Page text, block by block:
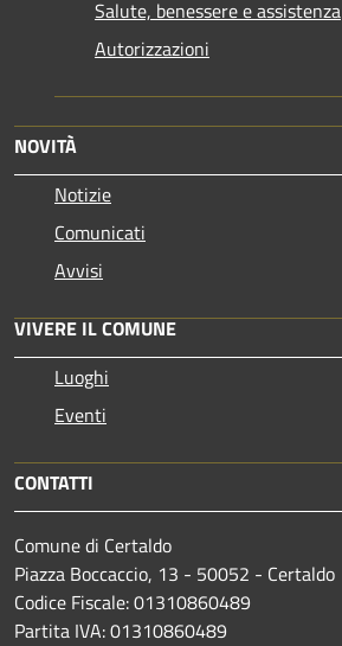
Salute, benessere e assistenza
Autorizzazioni
NOVITÀ
Notizie
Comunicati
Avvisi
VIVERE IL COMUNE
Luoghi
Eventi
CONTATTI
Comune di Certaldo
Piazza Boccaccio, 13 - 50052 - Certaldo
Codice Fiscale: 01310860489
Partita IVA: 01310860489